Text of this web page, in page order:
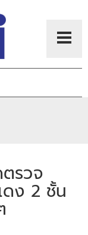
รวจ
ดง 2 ชั้น